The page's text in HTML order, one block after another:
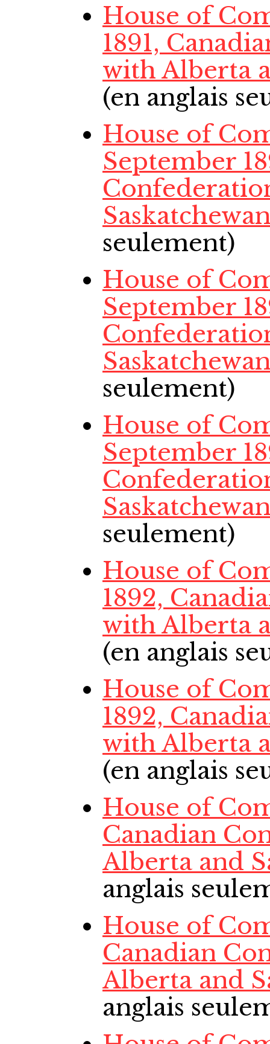
House of
1891,
with Alberta
(en anglais
House of
September
Saskatchewan
seulement)
House of
September
Saskatchewan
seulement)
House of
September
Saskatchewan
seulement)
House of
1892,
with Alberta
(en anglais
House of
1892,
with Alberta
(en anglais
House of
Canadian
Alberta and
anglais
House of
Canadian
Alberta and
anglais